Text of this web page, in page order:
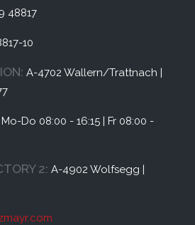
48817
10
A-4702 Wallern/Trattnach |
Mo-Do 08:00 - 16:15 | Fr 08:00 -
2: A-4902 Wolfsegg |